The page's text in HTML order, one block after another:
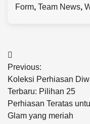
Form, Team News,
Post
navigation
Previous:
Koleksi Perhiasan
Terbaru: Pilihan 25
Perhiasan Teratas
Glam yang meriah